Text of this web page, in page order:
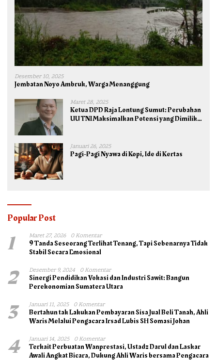
Desember 10, 2025
Jembatan Noyo Ambruk, Warga Menanggung
Maret 28, 2025
Ketua DPD Raja Lontung Sumut: Perubahan
UU TNI Maksimalkan Potensi yang Dimiliki
Januari 26, 2025
Pagi-Pagi Nyawa di Kopi, Ide di Kertas
Popular Post
1 Maret 27, 2026 0 Komentar
9 Tanda Seseorang Terlihat Tenang, Tapi Sebenarnya Tidak
Stabil Secara Emosional
2 Desember 9, 2024 0 Komentar
Sinergi Pendidikan Vokasi dan Industri Sawit: Bangun
Perekonomian Sumatera Utara
3 Januari 11, 2025 0 Komentar
Bertahun tak Lakukan Pembayaran Sisa Jual Beli Tanah, Ahli
Waris Melalui Pengacara Irsad Lubis SH Somasi Johan
4 Januari 14, 2025 0 Komentar
Terkait Perbuatan Wanprestasi, Ustadz Darul dan Laskar
Awali Angkat Bicara, Dukung Ahli Waris bersama Pengacara